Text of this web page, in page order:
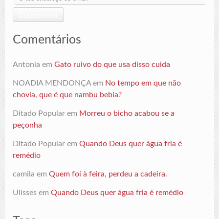
teu
de
email
Comentários
Antonia emGato ruivo do que usa disso cuida
NOADIA MENDONÇA em No tempo em que não
chovia, que é que nambu bebia?
Ditado Popular em Morreu o bicho acabou se a
peçonha
Ditado Popular emQuando Deus quer água fria é
remédio
camila emQuem foi à feira, perdeu a cadeira.
Ulisses emQuando Deus quer água fria é remédio